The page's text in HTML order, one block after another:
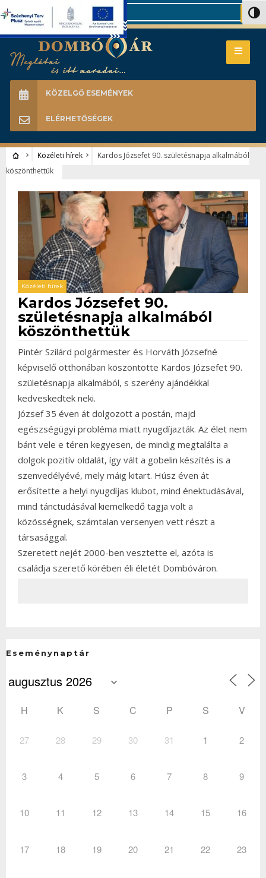
Search
KÖZELGŐ ESEMÉNYEK
ELÉRHETŐSÉGEK
Közéleti hírek
Kardos Józsefet 90. születésnapja alkalmából
köszönthettük
Közéleti hírek
Kardos Józsefet 90.
születésnapja alkalmából
köszönthettük
Pintér Szilárd polgármester és Horváth Józsefné
képviselő otthonában köszöntötte Kardos Józsefet 90.
születésnapja alkalmából, s szerény ajándékkal
kedveskedtek neki.
József 35 éven át dolgozott a postán, majd
egészségügyi probléma miatt nyugdíjazták. Az élet nem
bánt vele e téren kegyesen, de mindig megtalálta a
dolgok pozitív oldalát, így vált a gobelin készítés is a
szenvedélyévé, mely máig kitart. Húsz éven át
erősítette a helyi nyugdíjas klubot, mind énektudásával,
mind tánctudásával kiemelkedő tagja volt a
közösségnek, számtalan versenyen vett részt a
társasággal.
Szeretett nejét 2000-ben vesztette el, azóta is
családja szerető körében éli életét Dombóváron.
Eseménynaptár
H K S C P S V
27 28 29 30 31 1 2
3 4 5 6 7 8 9
10 11 12 13 14 15 16
17 18 19 20 21 22 23